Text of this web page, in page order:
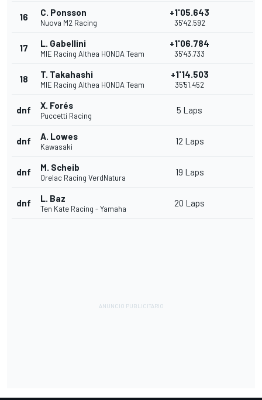
16 C. Ponsson
Nuova M2 Racing
+1'05.643
35'42.592
17 L. Gabellini
MIE Racing Althea HONDA Team
+1'06.784
35'43.733
18 T. Takahashi
MIE Racing Althea HONDA Team
+1'14.503
35'51.452
dnf X. Forés
Puccetti Racing
5 Laps
dnf A. Lowes
Kawasaki
12 Laps
dnf M. Scheib
Orelac Racing VerdNatura
19 Laps
dnf L. Baz
Ten Kate Racing - Yamaha
20 Laps